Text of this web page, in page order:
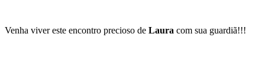
Venha viver este encontro precioso de Laura com sua guardiã!!!